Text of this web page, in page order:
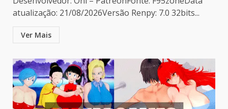
atualização: 21/08/2026Versão Renpy: 7.0 32bits...
Ver Mais